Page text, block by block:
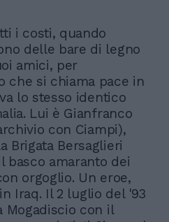
i costi, quando
delle bare di legno
amici, per
che si chiama pace in
lo stesso identico
Lui è Gianfranco
con Ciampi),
Brigata Bersaglieri
basco amaranto dei
orgoglio. Un eroe,
Iraq. Il 2 luglio del '93
Mogadiscio con il